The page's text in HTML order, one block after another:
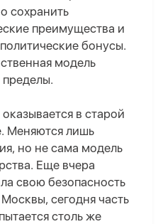
сохранить
преимущества и
бонусы.
модель
в старой
Меняются лишь
но не сама модель
Еще вчера
свою безопасность
сегодня часть
столь же